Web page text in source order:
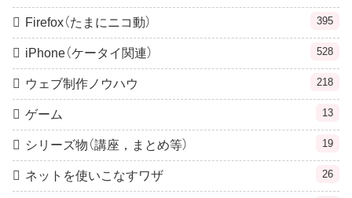
Firefox（たまにニコ動） 395
iPhone（ケータイ関連） 528
ウェブ制作ノウハウ 218
ゲーム 13
シリーズ物（講座，まとめ等） 19
ネットを使いこなすワザ 26